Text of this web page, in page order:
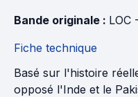
Bande originale : LOC
Fiche technique
Basé sur l'histoire
opposé l'Inde et le